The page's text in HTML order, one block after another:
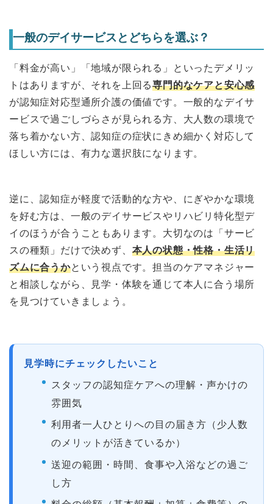
一般のデイサービスとどちらを選ぶ？
「料金が高い」「地域が限られる」といったデメリッ
トはありますが、それを上回る専門的なケアと安心感
が認知症対応型通所介護の価値です。一般的なデイサ
ービスで過ごしづらさが見られる方、大人数の環境で
落ち着かない方、認知症の症状にきめ細かく対応して
ほしい方には、有力な選択肢になります。
逆に、認知症が軽度で活動的な方や、にぎやかな環境
を好む方は、一般のデイサービスやリハビリ特化型デ
イのほうが合うこともあります。大切なのは「サービ
スの種類」だけで決めず、 本人の状態・性格・生活リ
ズムに合うかという視点です。担当のケアマネジャー
と相談しながら、見学・体験を通じて本人に合う場所
を見つけていきましょう。
見学時にチェックしたいこと
スタッフの認知症ケアへの理解・声かけの
雰囲気
利用者一人ひとりへの目の届き方（少人数
のメリットが活きているか）
送迎の範囲・時間、食事や入浴などの過ご
し方